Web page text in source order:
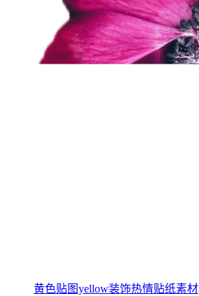
黄色贴图yellow装饰热情贴纸素材